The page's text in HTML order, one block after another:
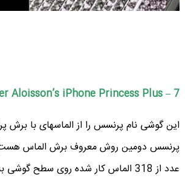
7 – Peter Aloisson’s iPhone Princess Plus
این گوشی نام پرنسس را از الماسهای با